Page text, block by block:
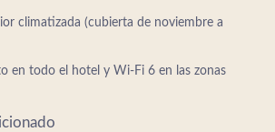
climatizada (cubierta de noviembre a
en todo el hotel y Wi-Fi 6 en las zonas